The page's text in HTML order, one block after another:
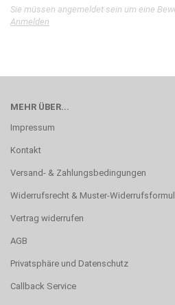
Sie müssen angemeldet sein um eine
Anmelden
MEHR ÜBER...
Impressum
Kontakt
Versand- & Zahlungsbedingungen
Widerrufsrecht & Muster-
Vertrag widerrufen
AGB
Privatsphäre und Datenschutz
Callback Service